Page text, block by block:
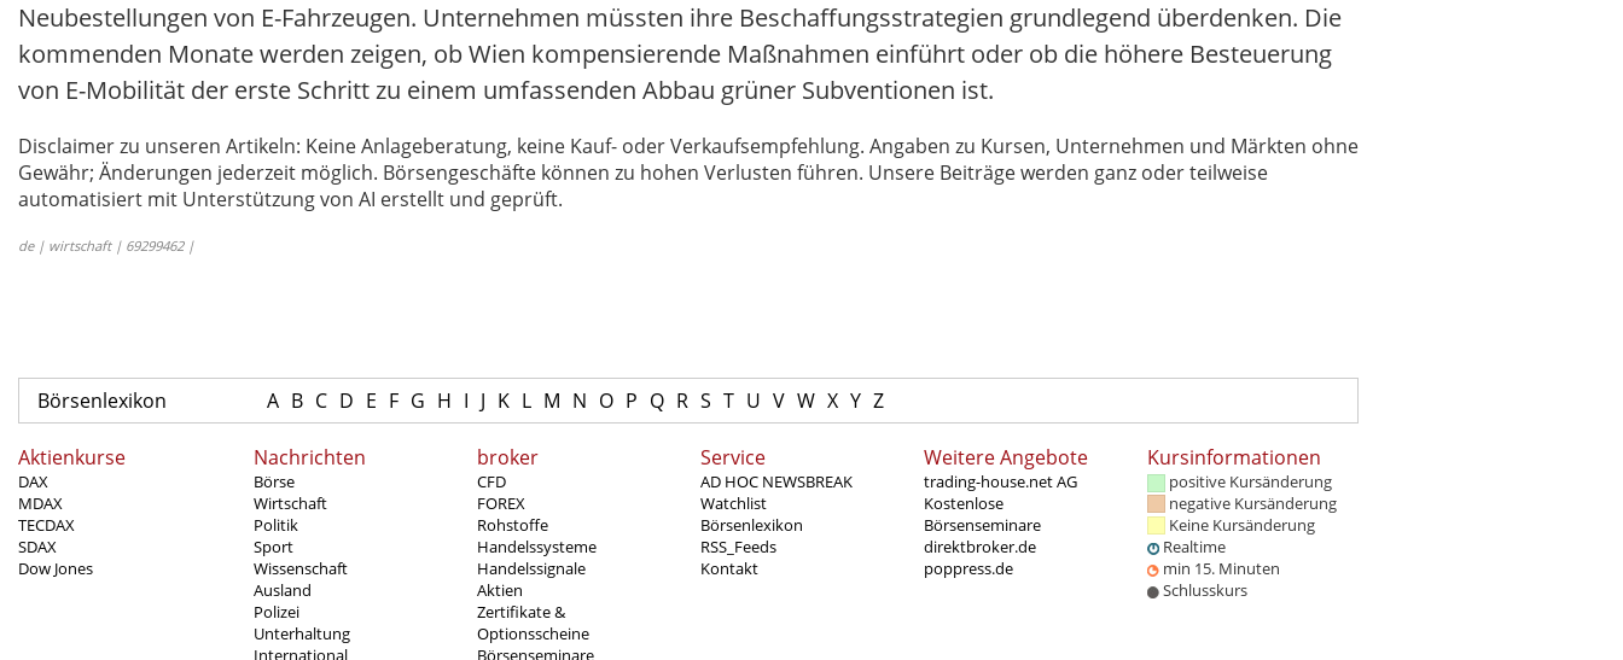
Neubestellungen von E-Fahrzeugen. Unternehmen müssten ihre Beschaffungsstrategien grundlegend überdenken. Die
kommenden Monate werden zeigen, ob Wien kompensierende Maßnahmen einführt oder ob die höhere Besteuerung
von E-Mobilität der erste Schritt zu einem umfassenden Abbau grüner Subventionen ist.
Disclaimer zu unseren Artikeln: Keine Anlageberatung, keine Kauf- oder Verkaufsempfehlung. Angaben zu Kursen, Unternehmen und Märkten ohne
Gewähr; Änderungen jederzeit möglich. Börsengeschäfte können zu hohen Verlusten führen. Unsere Beiträge werden ganz oder teilweise
automatisiert mit Unterstützung von AI erstellt und geprüft.
de | wirtschaft | 69299462 |
Börsenlexikon A B C D E F G H I J K L M N O P Q R S T U V W X Y Z
Aktienkurse
DAX
MDAX
TECDAX
SDAX
Dow Jones
Nachrichten
Börse
Wirtschaft
Politik
Sport
Wissenschaft
Ausland
Polizei
Unterhaltung
International
broker
CFD
FOREX
Rohstoffe
Handelssysteme
Handelssignale
Aktien
Zertifikate &
Optionsscheine
Börsenseminare
Service
AD HOC NEWSBREAK
Watchlist
Börsenlexikon
RSS_Feeds
Kontakt
Weitere Angebote
trading-house.net AG
Kostenlose
Börsenseminare
direktbroker.de
poppress.de
Kursinformationen
positive Kursänderung
negative Kursänderung
Keine Kursänderung
Realtime
min 15. Minuten
Schlusskurs